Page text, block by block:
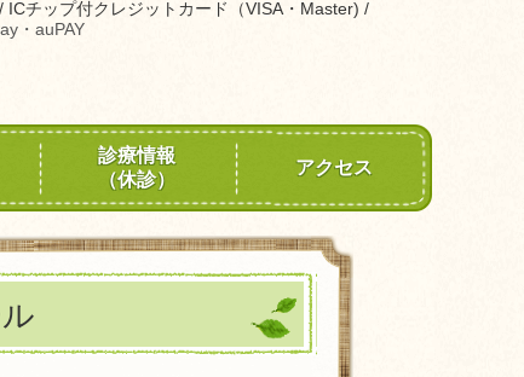
ICチップ付クレジットカード（VISA・Master) /
・auPAY
診療情報
（休診）
アクセス